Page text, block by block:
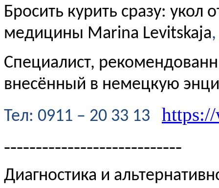
Бросить курить сразу: укол
медицины Marina Levitskaja,
Специалист,
внесённый в немецкую
Teл: 0911 – 20 33 13
----------------------------
Диагностика и